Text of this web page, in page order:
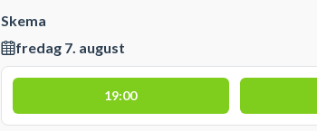
Skema
fredag 7. august
19:00